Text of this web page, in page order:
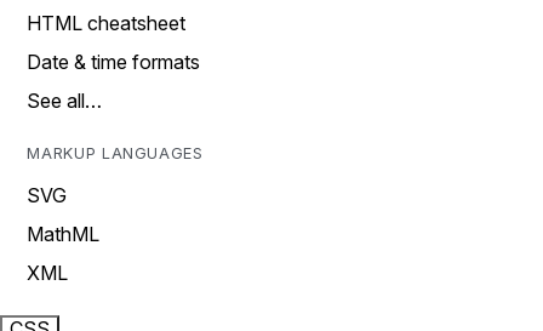
HTML cheatsheet
Date & time formats
See all…
MARKUP LANGUAGES
SVG
MathML
XML